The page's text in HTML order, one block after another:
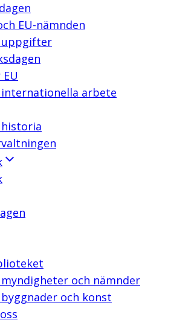
EU-nämnden
uppgifter
internationella arbete
historia
myndigheter och nämnder
byggnader och konst